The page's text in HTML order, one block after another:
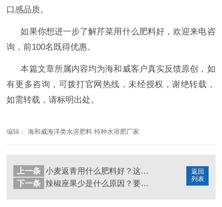
口感品质。
如果你想进一步了解芹菜用什么肥料好，欢迎来电咨
询，前100名既得优惠。
本篇文章所属内容均为海和威客户真实反馈原创，如
有更多咨询，可拨打官网热线，未经授权，谢绝转载，
如需转载，请标明出处。
编辑：海和威海洋类水溶肥料 特种水溶肥厂家
返回
列表
上一条
小麦返青用什么肥料好？这次终于知道了
下一条
辣椒座果少是什么原因？要如何改善？